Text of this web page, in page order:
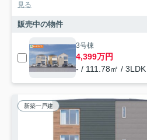
見る
販売中の物件
3号棟
4,399万円
- / 111.78㎡ /
新築一戸建